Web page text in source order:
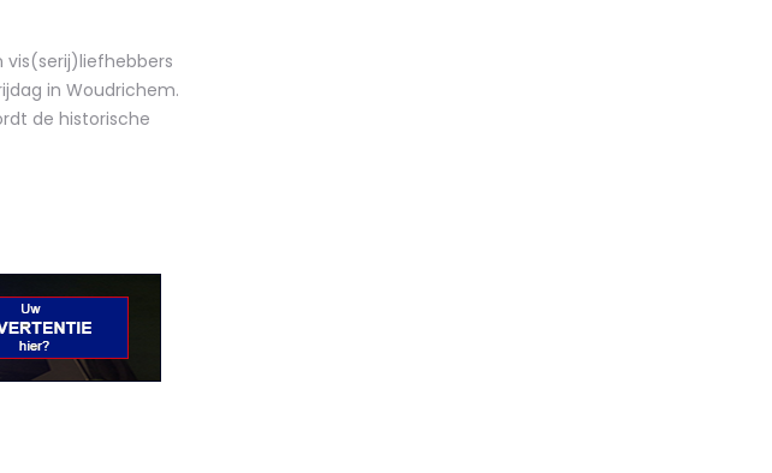
vis(serij)liefhebbers
in Woudrichem.
de historische